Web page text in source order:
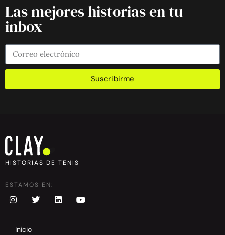
Las mejores historias en tu
inbox
Suscribirme
HISTORIAS DE TENIS
ESTAMOS EN:
Inicio